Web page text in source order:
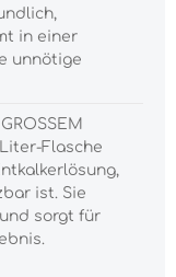
in einer
unnötige
Liter-Flasche
ist. Sie
sorgt für